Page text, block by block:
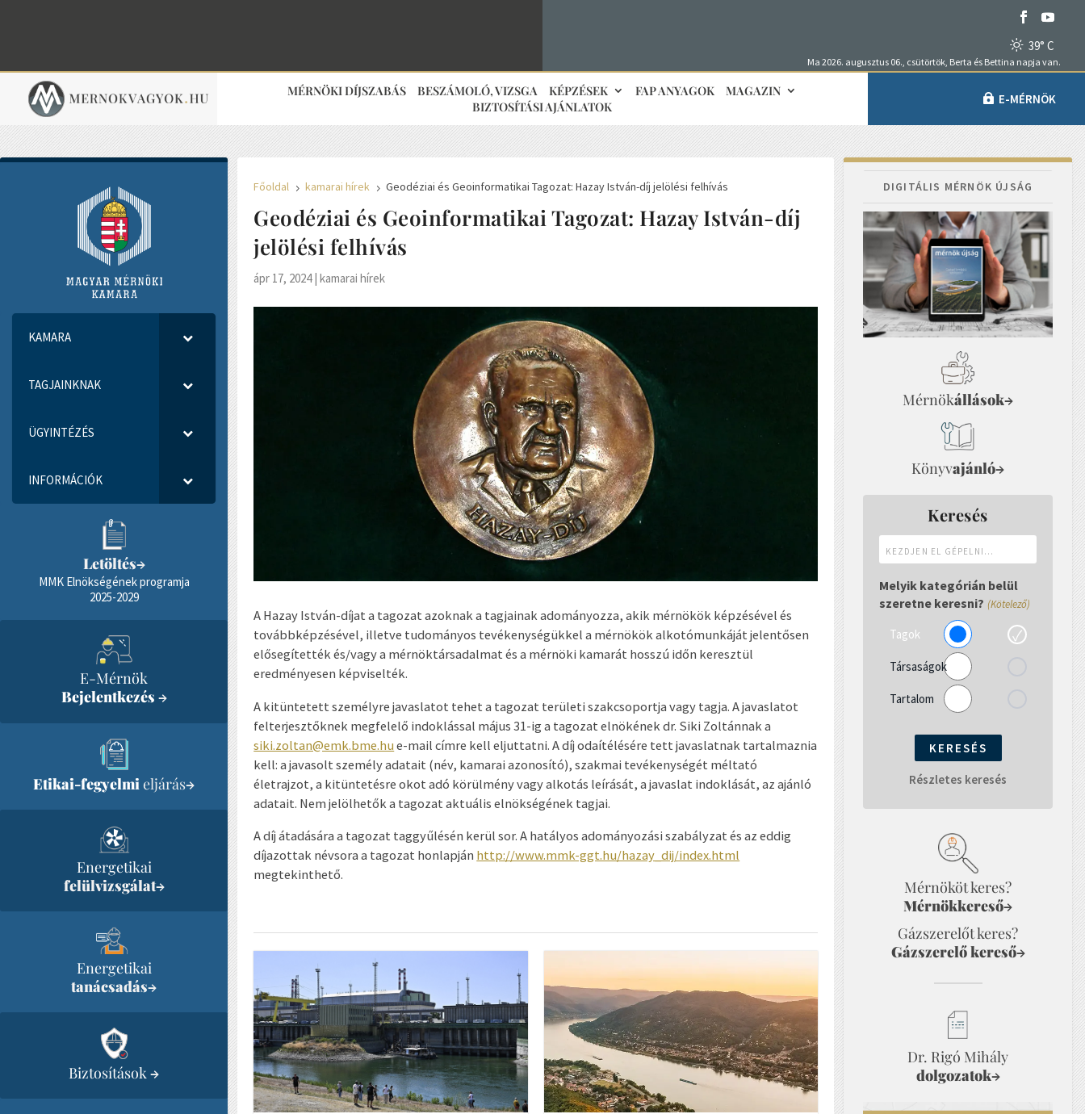
39° C
Ma 2026. augusztus 06., csütörtök, Berta és Bettina napja van.
MÉRNÖKI DÍJSZABÁS BESZÁMOLÓ, VIZSGA KÉPZÉSEK FAP ANYAGOK
MAGAZIN
BIZTOSÍTÁSI AJÁNLATOK
E-MÉRNÖK
KAMARA
TAGJAINKNAK
ÜGYINTÉZÉS
INFORMÁCIÓK
Letöltés→
MMK Elnökségének programja
2025-2029
E-Mérnök
Bejelentkezés →
Etikai-fegyelmieljárás→
Energetikai
felülvizsgálat→
Energetikai
tanácsadás→
Biztosítások→
Főoldal 5 kamarai hírek 5 Geodéziai és Geoinformatikai Tagozat: Hazay István-díj jelölési felhívás
Geodéziai és Geoinformatikai Tagozat: Hazay István-díj
jelölési felhívás
ápr 17, 2024|kamarai hírek
A Hazay István-díjat a tagozat azoknak a tagjainak adományozza, akik mérnökök képzésével és
továbbképzésével, illetve tudományos tevékenységükkel a mérnökök alkotómunkáját jelentősen
elősegítették és/vagy a mérnöktársadalmat és a mérnöki kamarát hosszú időn keresztül
eredményesen képviselték.
A kitüntetett személyre javaslatot tehet a tagozat területi szakcsoportja vagy tagja. A javaslatot
felterjesztőknek megfelelő indoklással május 31-ig a tagozat elnökének dr. Siki Zoltánnak a
siki.zoltan@emk.bme.hu e-mail címre kell eljuttatni. A díj odaítélésére tett javaslatnak tartalmaznia
kell: a javasolt személy adatait (név, kamarai azonosító), szakmai tevékenységét méltató
életrajzot, a kitüntetésre okot adó körülmény vagy alkotás leírását, a javaslat indoklását, az ajánló
adatait. Nem jelölhetők a tagozat aktuális elnökségének tagjai.
A díj átadására a tagozat taggyűlésén kerül sor. A hatályos adományozási szabályzat és az eddig
díjazottak névsora a tagozat honlapján http://www.mmk-ggt.hu/hazay_dij/index.html
megtekinthető.
DIGITÁLIS MÉRNÖK ÚJSÁG
Mérnökállások→
Könyvajánló→
Keresés
el
gépelni...
Melyik kategórián belül
szeretne keresni? (Kötelező)
Tagok
Társaságok
Tartalom
Részletes keresés
Mérnököt keres?
Mérnökkereső→
Gázszerelőt keres?
Gázszerelő kereső→
Dr. Rigó Mihály
dolgozatok→